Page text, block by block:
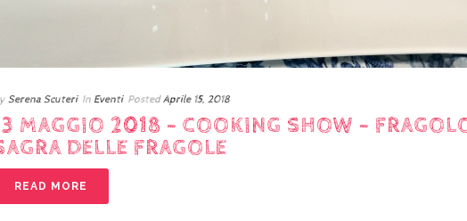
Serena Scuteri In Eventi Posted Aprile 15, 2018
MAGGIO 2018 – COOKING SHOW –
DELLE FRAGOLE
READ MORE